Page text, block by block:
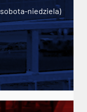
niedziela)